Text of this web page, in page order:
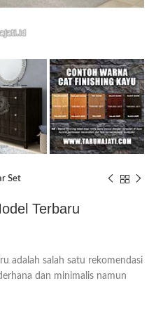
Set
Terbaru
adalah salah satu rekomendasi
dan minimalis namun